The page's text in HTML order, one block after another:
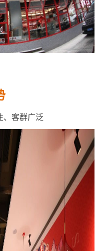
群广泛